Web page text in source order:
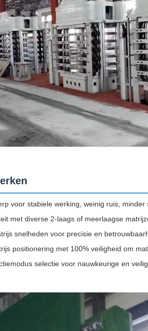
voor stabiele werking, weinig ruis,
met diverse 2-laags of meerlaagse
snelheden voor precisie en
positionering met 100% veiligheid om
selectie voor nauwkeurige en